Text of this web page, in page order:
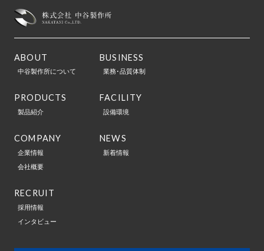
ABOUT
中谷製作所について
PRODUCTS
製品紹介
BUSINESS
業務･品質体制
FACILITY
設備環境
COMPANY
企業情報
会社概要
NEWS
新着情報
RECRUIT
採用情報
インタビュー